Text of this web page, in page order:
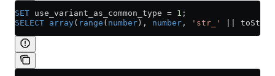
SET use_variant_as_common_type = 1 ;
SELECT array( range ( number ), number , 'str_'